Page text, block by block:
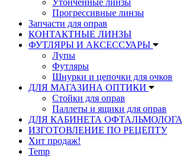
Утонченные линзы
Прогрессивные линзы
Запчасти для оправ
КОНТАКТНЫЕ ЛИНЗЫ
ФУТЛЯРЫ И АКСЕССУАРЫ
Лупы
Футляры
Шнурки и цепочки для очков
ДЛЯ МАГАЗИНА ОПТИКИ
Стойки для оправ
Паллеты и ящики для оправ
ДЛЯ КАБИНЕТА ОФТАЛЬМОЛОГА
ИЗГОТОВЛЕНИЕ ПО РЕЦЕПТУ
Хит продаж!
Temp